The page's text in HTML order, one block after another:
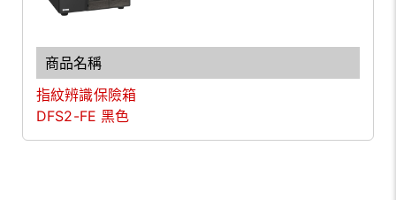
指紋辨識保險箱
DFS2-FE 黑色